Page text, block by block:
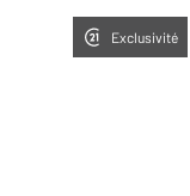
Exclusivité